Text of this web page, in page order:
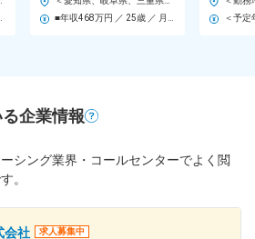
企業情報
シング業界・コールセンターでよく閲
。
会社 求人募集中